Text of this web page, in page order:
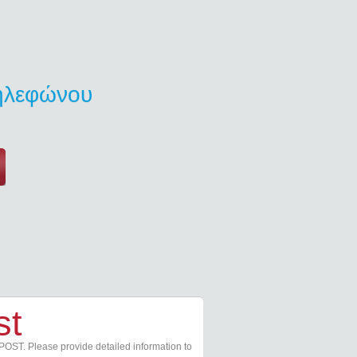
Please provide detailed information to